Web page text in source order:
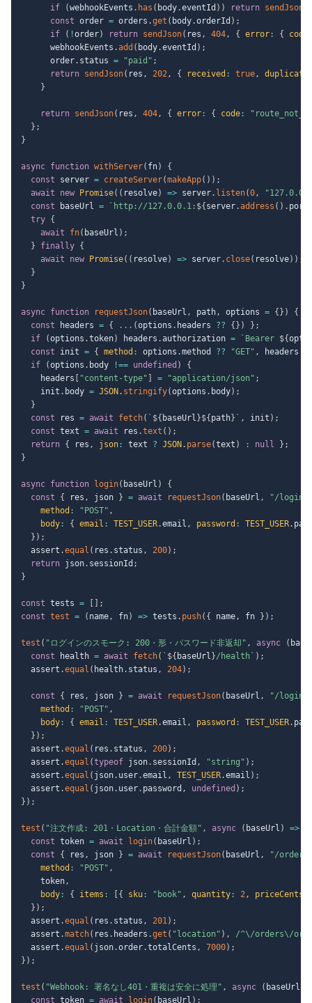
if
(webhookEvents . has ( body.eventId ) ) return sendJson
const order = orders .get ( body.orderId ) ;
if
( !order) return sendJson( res , 404, { error : { code
      webhookEvents
.add ( body.eventId ) ;
      order
. status = "paid" ;
return sendJson( res , 202, { received : true, duplicate
}
return sendJson( res , 404, { error : { code :
} ;
}
async function withServer( fn)
{
const server = createServer(makeApp( ) ) ;
await
new Promise( ( resolve) => server. listen(0,
const baseUrl = ` http://127.0.0.1: ${ server.address ( ) . port
try {
await
fn( baseUrl ) ;
}
finally {
await
new Promise( ( resolve) => server. close( resolve) ) ;
}
}
async function requestJson( baseUrl , path, options = { } )
{
const headers = { ... (options . headers ?? { } ) } ;
if
(options .token) headers .authorization = ` Bearer ${
const init = { method : options .method ?? "GET" , headers
if
(options . body !== undefined )
{
    headers
"content-type" = "application/json" ;
    init
. body = JSON . stringify(options . body) ;
}
const res = await fetch( ` ${ baseUrl }${ path} ` , init ) ;
const text = await res .text ( ) ;
return { res , json : text ? JSON . parse(text ) : null } ;
}
async function login( baseUrl )
{
const
{ res , json } = await requestJson( baseUrl , "/login"
method : "POST" ,
body : { email : TEST_USER.email , password : TEST_USER.
} ) ;
  assert
.equal ( res . status , 200) ;
return json. sessionId ;
}
const tests =
;
const test = ( name, fn) => tests . push( { name, fn } ) ;
test ( "ログインのスモーク: 200・形・パスワード非返却" , async (
const health = await fetch( ` ${ baseUrl }/health ` ) ;
  assert
.equal ( health. status , 204) ;
const { res , json } = await requestJson( baseUrl , "/login"
method : "POST" ,
body : { email : TEST_USER.email , password : TEST_USER.
} ) ;
  assert
.equal ( res . status , 200) ;
  assert
.equal (typeof json. sessionId , "string" ) ;
  assert
.equal ( json. user.email , TEST_USER.email ) ;
  assert
.equal ( json. user. password , undefined ) ;
} ) ;
test ( "注文作成: 201・Location・合計金額" , async ( baseUrl ) =>
const token = await login( baseUrl ) ;
const
{ res , json } = await requestJson( baseUrl ,
"/
method : "POST" ,
    token
,
body : { items : { sku : "book" , quantity : 2, priceCents
} ) ;
  assert
.equal ( res . status , 201) ;
  assert
.match( res . headers .get ( "location" ) , /^\/orders\/
  assert
.equal ( json.order.totalCents , 7000) ;
} ) ;
test ( "Webhook: 署名なし401・重複は安全に処理" , async ( baseUrl
const token = await login( baseUrl ) ;